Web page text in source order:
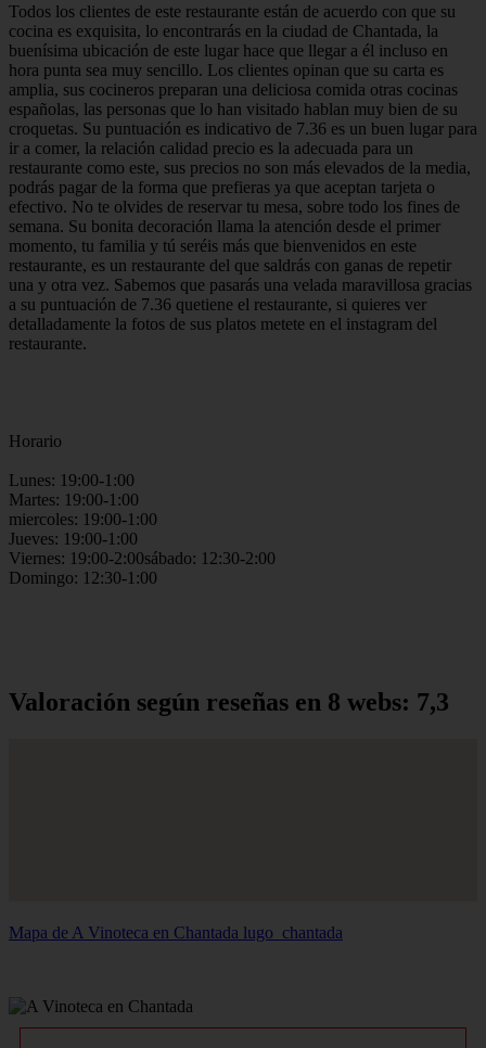
Todos los clientes de este restaurante están de acuerdo con que su
cocina es exquisita, lo encontrarás en la ciudad de Chantada, la
buenísima ubicación de este lugar hace que llegar a él incluso en
hora punta sea muy sencillo. Los clientes opinan que su carta es
amplia, sus cocineros preparan una deliciosa comida otras cocinas
españolas, las personas que lo han visitado hablan muy bien de su
croquetas. Su puntuación es indicativo de 7.36 es un buen lugar para
ir a comer, la relación calidad precio es la adecuada para un
restaurante como este, sus precios no son más elevados de la media,
podrás pagar de la forma que prefieras ya que aceptan tarjeta o
efectivo. No te olvides de reservar tu mesa, sobre todo los fines de
semana. Su bonita decoración llama la atención desde el primer
momento, tu familia y tú seréis más que bienvenidos en este
restaurante, es un restaurante del que saldrás con ganas de repetir
una y otra vez. Sabemos que pasarás una velada maravillosa gracias
a su puntuación de 7.36 quetiene el restaurante, si quieres ver
detalladamente la fotos de sus platos metete en el instagram del
restaurante.
Horario
Lunes: 19:00-1:00
Martes: 19:00-1:00
miercoles: 19:00-1:00
Jueves: 19:00-1:00
Viernes: 19:00-2:00sábado: 12:30-2:00
Domingo: 12:30-1:00
Valoración según reseñas en 8 webs: 7,3
Mapa de A Vinoteca en Chantada lugo_chantada